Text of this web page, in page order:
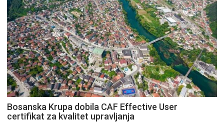
Bosanska Krupa dobila CAF Effective User
certifikat za kvalitet upravljanja